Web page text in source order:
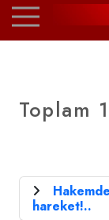
Toplam
hareket!..